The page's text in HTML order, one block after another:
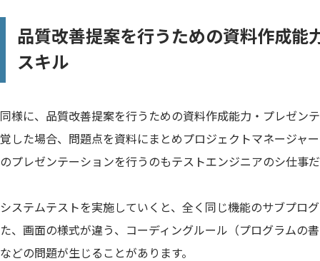
品質改善提案を行うための資料作成能
スキル
同様に、品質改善提案を行うための資料作成能力・プレゼン
覚した場合、問題点を資料にまとめプロジェクトマネージャ
のプレゼンテーションを行うのもテストエンジニアのシ仕事
システムテストを実施していくと、全く同じ機能のサブプロ
た、画面の様式が違う、コーディングルール（プログラムの
などの問題が生じることがあります。